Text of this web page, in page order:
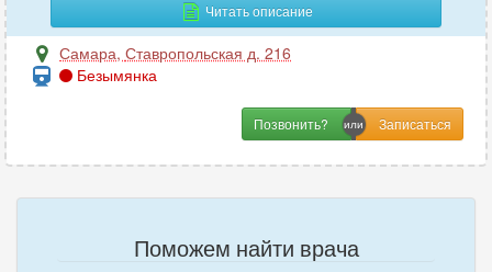
Читать описание
Самара, Ставропольская д. 216
Безымянка
Позвонить?
Поможем найти врача